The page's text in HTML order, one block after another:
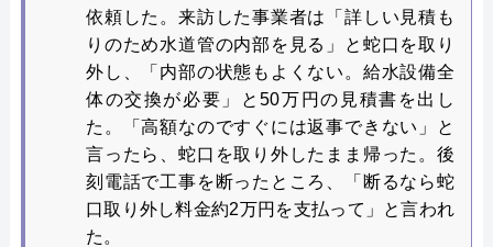
依頼した。来訪した事業者は「詳しい見積も
りのため水道管の内部を見る」と蛇口を取り
外し、「内部の状態もよくない。給水設備全
体の交換が必要」と50万円の見積書を出し
た。「高額なのですぐには返事できない」と
言ったら、蛇口を取り外したまま帰った。後
刻電話で工事を断ったところ、「断るなら蛇
口取り外し料金約2万円を支払って」と言われ
た。